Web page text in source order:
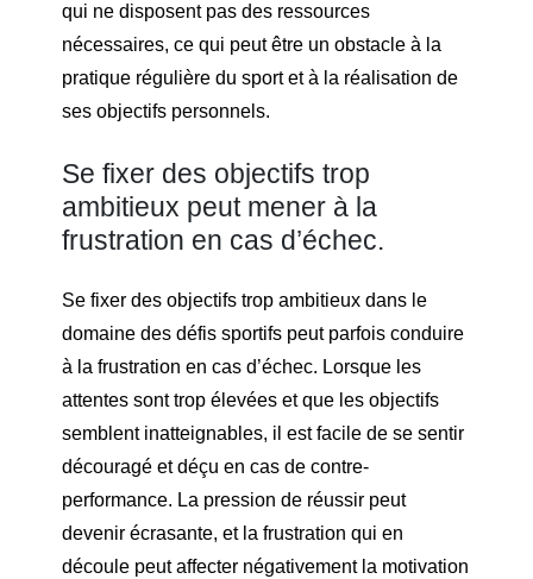
qui ne disposent pas des ressources
nécessaires, ce qui peut être un obstacle à la
pratique régulière du sport et à la réalisation de
ses objectifs personnels.
Se fixer des objectifs trop
ambitieux peut mener à la
frustration en cas d’échec.
Se fixer des objectifs trop ambitieux dans le
domaine des défis sportifs peut parfois conduire
à la frustration en cas d’échec. Lorsque les
attentes sont trop élevées et que les objectifs
semblent inatteignables, il est facile de se sentir
découragé et déçu en cas de contre-
performance. La pression de réussir peut
devenir écrasante, et la frustration qui en
découle peut affecter négativement la motivation